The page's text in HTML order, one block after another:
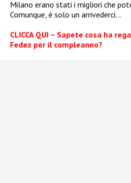
Milano erano stati i migliori che
Comunque, è solo un arrivederci…
CLICCA QUI – Sapete cosa ha
Fedez per il compleanno?